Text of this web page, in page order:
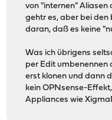
von "internen" Aliasen
gehtr es, aber bei den
daran, daß es keine
Was ich übrigens
per Edit umbenennen
erst klonen und dann
kein OPNsense-
Appliances wie